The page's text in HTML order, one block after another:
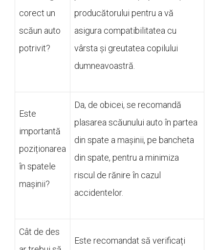
corect un
scăun auto
potrivit?
producătorului pentru a vă
asigura compatibilitatea cu
vârsta și greutatea copilului
dumneavoastră.
Este
importantă
poziționarea
în spatele
mașinii?
Da, de obicei, se recomandă
plasarea scăunului auto în partea
din spate a mașinii, pe bancheta
din spate, pentru a minimiza
riscul de rănire în cazul
accidentelor.
Cât de des
Este recomandat să verificați